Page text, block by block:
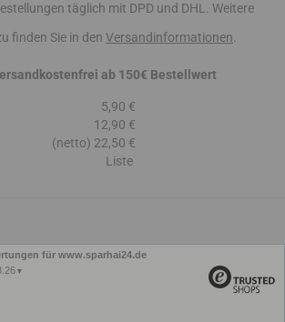
täglich mit DPD und DHL. Weitere
finden Sie in den Versandinformationen.
ab 150€ Bestellwert
5,90 €
12,90 €
(netto) 22,50 €
Liste
für www.sparhai24.de
▼